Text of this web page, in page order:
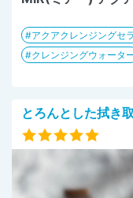
アクアクレンジングセ
クレンジングウォータ
とろんとした拭き